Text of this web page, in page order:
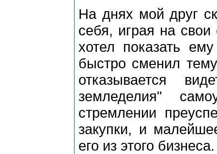
На днях мой друг
себя, играя на
хотел показать
быстро сменил
отказывается
земледелия"
стремлении
закупки, и
его из этого бизнеса.